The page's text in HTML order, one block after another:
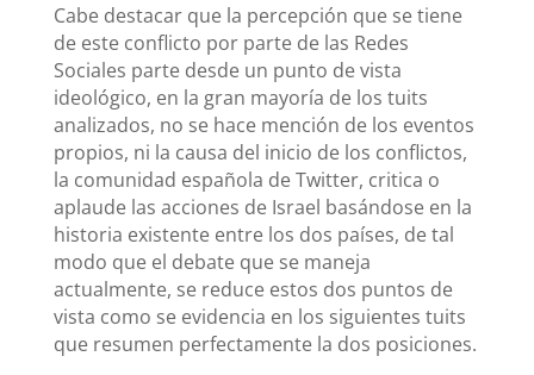
Cabe destacar que la percepción que se tiene
de este conflicto por parte de las Redes
Sociales parte desde un punto de vista
ideológico, en la gran mayoría de los tuits
analizados, no se hace mención de los eventos
propios, ni la causa del inicio de los conflictos,
la comunidad española de Twitter, critica o
aplaude las acciones de Israel basándose en la
historia existente entre los dos países, de tal
modo que el debate que se maneja
actualmente, se reduce estos dos puntos de
vista como se evidencia en los siguientes tuits
que resumen perfectamente la dos posiciones.